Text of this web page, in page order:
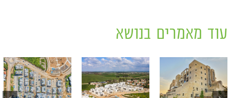
עוד מאמרים בנושא